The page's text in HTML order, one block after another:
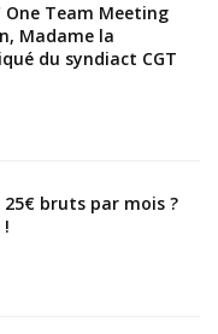
One Team Meeting
Madame la
du syndiact CGT
25€ bruts par mois ?